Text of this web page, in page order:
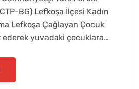
BG) Lefkoşa İlçesi Kadın
Lefkoşa Çağlayan Çocuk
ederek yuvadaki çocuklara…